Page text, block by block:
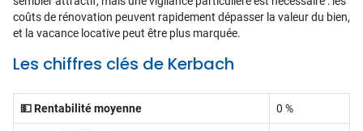
coûts de rénovation peuvent rapidement dépasser la valeur du bien,
et la vacance locative peut être plus marquée.
Les chiffres clés de Kerbach
💵 Rentabilité moyenne 0 %